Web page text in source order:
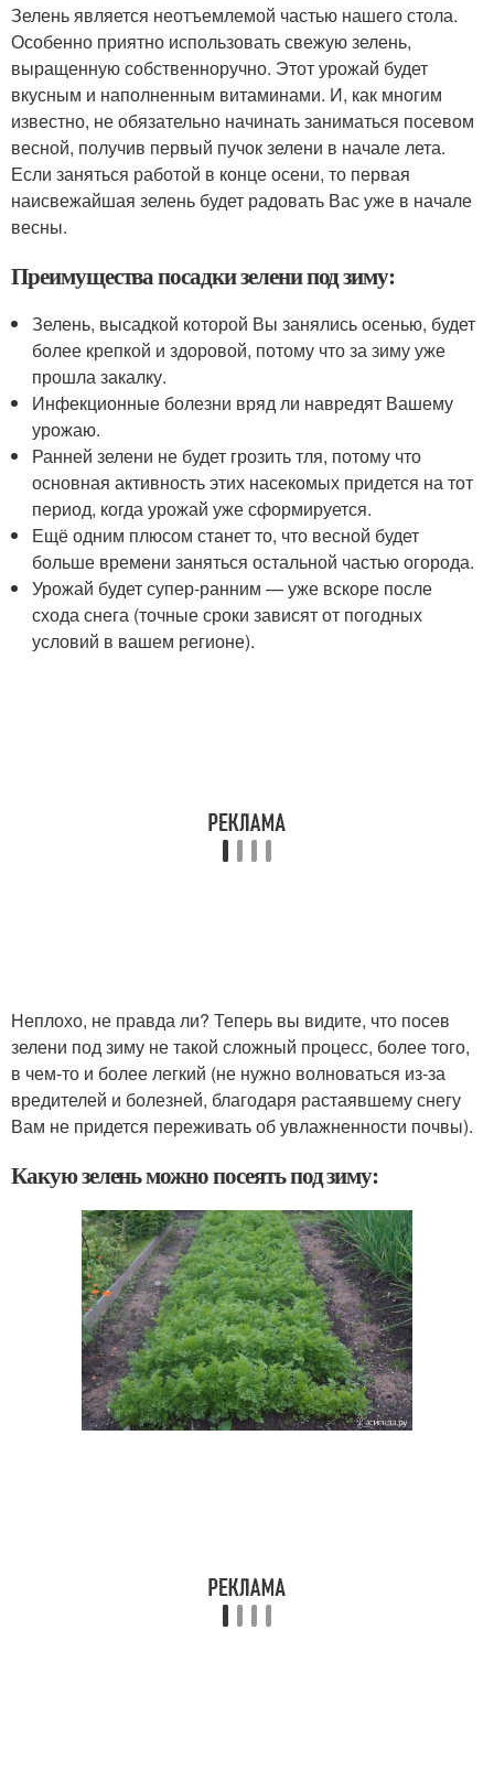
Зелень является неотъемлемой частью нашего стола.
Особенно приятно использовать свежую зелень,
выращенную собственноручно. Этот урожай будет
вкусным и наполненным витаминами. И, как многим
известно, не обязательно начинать заниматься посевом
весной, получив первый пучок зелени в начале лета.
Если заняться работой в конце осени, то первая
наисвежайшая зелень будет радовать Вас уже в начале
весны.
Преимущества посадки зелени под зиму:
Зелень, высадкой которой Вы занялись осенью, будет
более крепкой и здоровой, потому что за зиму уже
прошла закалку.
Инфекционные болезни вряд ли навредят Вашему
урожаю.
Ранней зелени не будет грозить тля, потому что
основная активность этих насекомых придется на тот
период, когда урожай уже сформируется.
Ещё одним плюсом станет то, что весной будет
больше времени заняться остальной частью огорода.
Урожай будет супер-ранним — уже вскоре после
схода снега (точные сроки зависят от погодных
условий в вашем регионе).
Неплохо, не правда ли? Теперь вы видите, что посев
зелени под зиму не такой сложный процесс, более того,
в чем-то и более легкий (не нужно волноваться из-за
вредителей и болезней, благодаря растаявшему снегу
Вам не придется переживать об увлажненности почвы).
Какую зелень можно посеять под зиму: